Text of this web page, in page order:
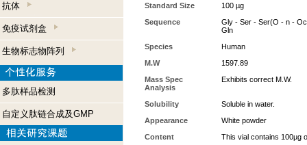
抗体
免疫试剂盒
生物标志物阵列
多肽样品检测
自定义肽链合成及GMP
Standard Size
100 µg
Sequence
Gly - Ser - Ser(O - n -
Gln
Species
Human
M.W
1597.89
Mass Spec
Analysis
Exhibits correct M.W.
Solubility
Soluble in water.
Appearance
White powder
Content
This vial contains 100µg